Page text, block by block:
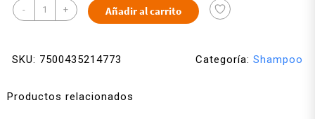
- + Añadir al carrito
SKU: 7500435214773 Categoría: Shampoo
Productos relacionados